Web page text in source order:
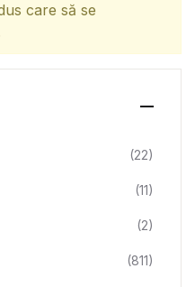
care să se
(22)
(11)
(2)
(811)